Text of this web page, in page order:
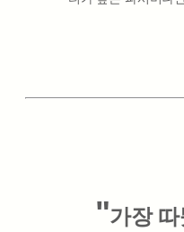
"가장